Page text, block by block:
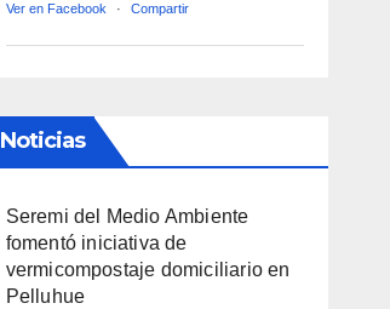
Ver en Facebook · Compartir
Noticias
Seremi del Medio Ambiente
fomentó iniciativa de
vermicompostaje domiciliario en
Pelluhue